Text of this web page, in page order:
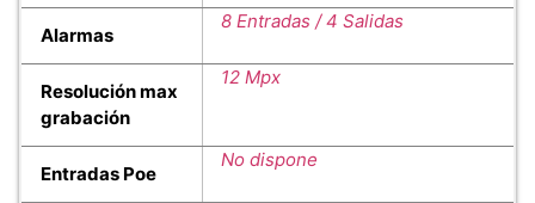
Alarmas
8 Entradas / 4 Salidas
Resolución max
grabación
12 Mpx
Entradas Poe
No dispone